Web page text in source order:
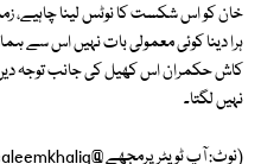
خان کو اس شکست کا نوٹس لینا چاہیے،
ہرا دینا کوئی معمولی بات نہیں اس سے
کاش حکمران اس کھیل کی جانب توجہ دیں
نہیں لگتا۔
(نوٹ: آپ ٹویٹر پرمجھے @saleemkhaliq پرفالو کر سکتے ہیں)